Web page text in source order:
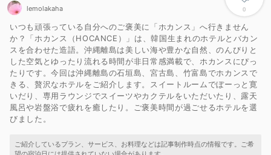
0
lemolakaha
いつも頑張っている自分へのご褒美に「ホカンス」へ行きません
か？「ホカンス（HOCANCE）」は、韓国生まれのホテルとバカン
スを合わせた造語。沖縄離島は美しい海や豊かな自然、のんびりと
した空気とゆったり流れる時間が非日常感満載で、ホカンスにぴっ
たりです。今回は沖縄離島の石垣島、宮古島、竹富島でホカンスで
きる、贅沢なホテルをご紹介します。スイートルームでぼーっと寛
いだり、専用ラウンジでスイーツやカクテルをいただいたり、露天
風呂や岩盤浴で疲れを癒したり。ご褒美時間が過ごせるホテルを選
びました。